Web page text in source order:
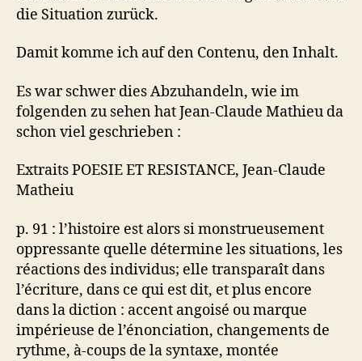
die Situation zurück.
Damit komme ich auf den Contenu, den Inhalt.
Es war schwer dies Abzuhandeln, wie im
folgenden zu sehen hat Jean-Claude Mathieu da
schon viel geschrieben :
Extraits POESIE ET RESISTANCE, Jean-Claude
Matheiu
p. 91 : l’histoire est alors si monstrueusement
oppressante quelle détermine les situations, les
réactions des individus; elle transparaît dans
l’écriture, dans ce qui est dit, et plus encore
dans la diction : accent angoisé ou marque
impérieuse de l’énonciation, changements de
rythme, à-coups de la syntaxe, montée